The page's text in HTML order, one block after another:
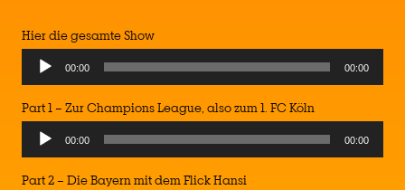
Hier die gesamte Show
Audio
Player
00:00 00:00
Part 1 – Zur Champions League, also zum 1. FC Köln
Audio
Player
00:00 00:00
Part 2 – Die Bayern mit dem Flick Hansi